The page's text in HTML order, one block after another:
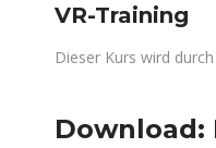
VR-Training
Dieser Kurs wird
Download: